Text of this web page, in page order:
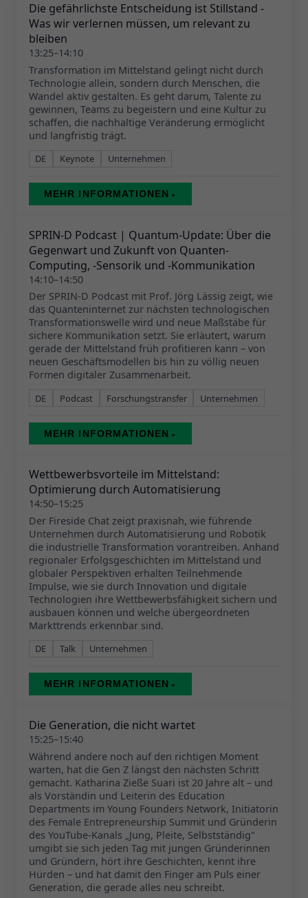
Die gefährlichste Entscheidung ist Stillstand -
Was wir verlernen müssen, um relevant zu
bleiben
13:25–14:10
Transformation im Mittelstand gelingt nicht durch
Technologie allein, sondern durch Menschen, die
Wandel aktiv gestalten. Es geht darum, Talente zu
gewinnen, Teams zu begeistern und eine Kultur zu
schaffen, die nachhaltige Veränderung ermöglicht
und langfristig trägt.
DE Keynote Unternehmen
MEHR INFORMATIONEN ⌄
SPRIN-D Podcast | Quantum-Update: Über die
Gegenwart und Zukunft von Quanten-
Computing, -Sensorik und -Kommunikation
14:10–14:50
Der SPRIN-D Podcast mit Prof. Jörg Lässig zeigt, wie
das Quanteninternet zur nächsten technologischen
Transformationswelle wird und neue Maßstäbe für
sichere Kommunikation setzt. Sie erläutert, warum
gerade der Mittelstand früh profitieren kann – von
neuen Geschäftsmodellen bis hin zu völlig neuen
Formen digitaler Zusammenarbeit.
DE Podcast Forschungstransfer Unternehmen
MEHR INFORMATIONEN ⌄
Wettbewerbsvorteile im Mittelstand:
Optimierung durch Automatisierung
14:50–15:25
Der Fireside Chat zeigt praxisnah, wie führende
Unternehmen durch Automatisierung und Robotik
die industrielle Transformation vorantreiben. Anhand
regionaler Erfolgsgeschichten im Mittelstand und
globaler Perspektiven erhalten Teilnehmende
Impulse, wie sie durch Innovation und digitale
Technologien ihre Wettbewerbsfähigkeit sichern und
ausbauen können und welche übergeordneten
Markttrends erkennbar sind.
DE Talk Unternehmen
MEHR INFORMATIONEN ⌄
Die Generation, die nicht wartet
15:25–15:40
Während andere noch auf den richtigen Moment
warten, hat die Gen Z längst den nächsten Schritt
gemacht. Katharina Zieße Suari ist 20 Jahre alt – und
als Vorständin und Leiterin des Education
Departments im Young Founders Network, Initiatorin
des Female Entrepreneurship Summit und Gründerin
des YouTube-Kanals „Jung, Pleite, Selbstständig"
umgibt sie sich jeden Tag mit jungen Gründerinnen
und Gründern, hört ihre Geschichten, kennt ihre
Hürden – und hat damit den Finger am Puls einer
Generation, die gerade alles neu schreibt.